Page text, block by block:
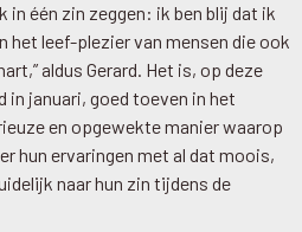
in één zin zeggen: ik ben blij dat ik
het leef-plezier van mensen die ook
aldus Gerard. Het is, op deze
januari, goed toeven in het
en opgewekte manier waarop
hun ervaringen met al dat moois,
naar hun zin tijdens de